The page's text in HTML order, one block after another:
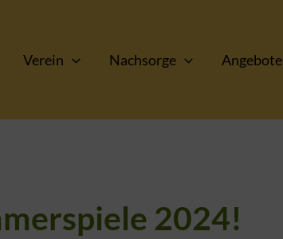
Verein Nachsorge Angebote
2024!